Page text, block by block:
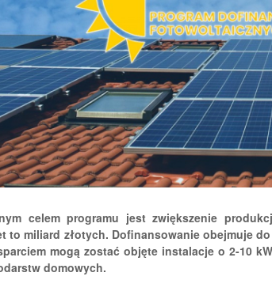
celem programu jest zwiększenie
to miliard złotych. Dofinansowanie obejmuje
mogą zostać objęte instalacje o 2-10
domowych.